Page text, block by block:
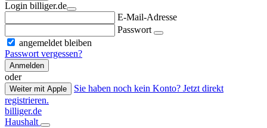
Login billiger.de
E-Mail-Adresse
Passwort
angemeldet bleiben
Passwort vergessen?
Anmelden
oder
Weiter mit Apple
Sie haben noch kein Konto? Jetzt direkt
registrieren.
billiger.de
Haushalt